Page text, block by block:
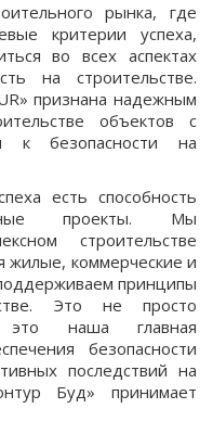
рынка, где
критерии успеха,
во всех аспектах
на строительстве.
признана надежным
объектов с
к безопасности на
есть способность
проекты. Мы
строительстве
жилые, коммерческие и
принципы
Это не просто
это наша главная
безопасности
последствий на
Буд» принимает